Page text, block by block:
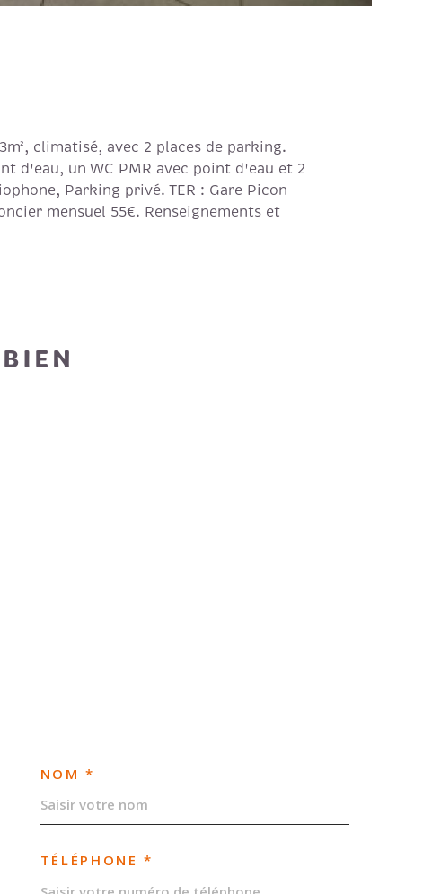
climatisé, avec 2 places de parking.
d'eau, un WC PMR avec point d'eau et 2
Parking privé. TER : Gare Picon
mensuel 55€. Renseignements et
NOM *
TÉLÉPHONE *